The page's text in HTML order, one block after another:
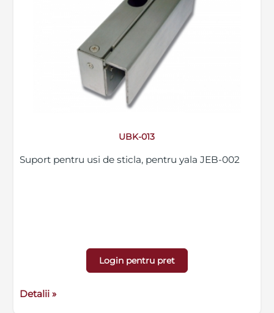
UBK-013
Suport pentru usi de sticla, pentru yala JEB-002
Login pentru pret
Detalii »